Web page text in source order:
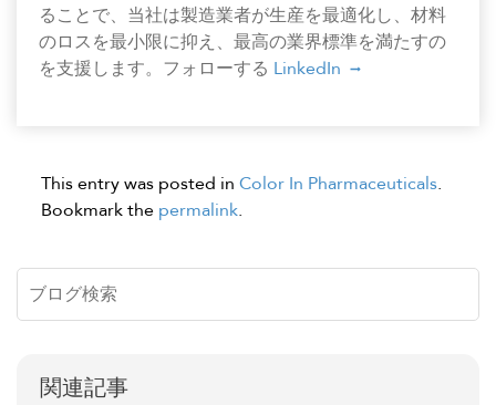
ることで、当社は製造業者が生産を最適化し、材料
のロスを最小限に抑え、最高の業界標準を満たすの
を支援します。フォローする LinkedIn
This entry was posted in Color In Pharmaceuticals.
Bookmark the permalink.
関連記事